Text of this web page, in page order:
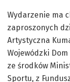
Wydarzenie ma
zaproszonych
Artystyczna
Wojewódzki
ze środków
Sportu, z